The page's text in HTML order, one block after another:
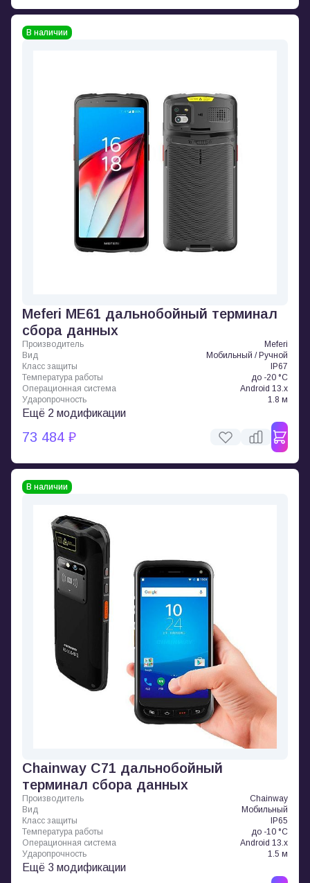
В наличии
Meferi ME61 дальнобойный терминал
сбора данных
Производитель
Meferi
Вид
Мобильный / Ручной
Класс защиты
IP67
Температура работы
до -20 °C
Операционная система
Android 13.x
Ударопрочность
1.8 м
Ещё 2 модификации
73 484 ₽
В наличии
Chainway C71 дальнобойный
терминал сбора данных
Производитель
Chainway
Вид
Мобильный
Класс защиты
IP65
Температура работы
до -10 °C
Операционная система
Android 13.x
Ударопрочность
1.5 м
Ещё 3 модификации